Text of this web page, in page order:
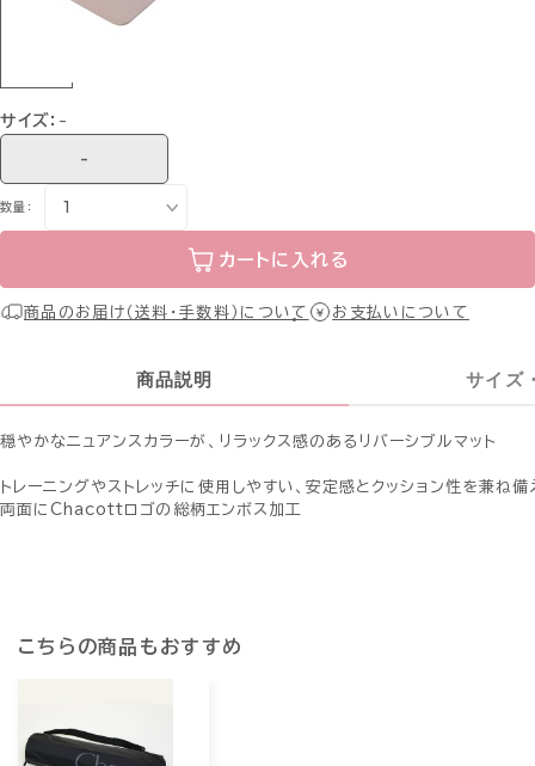
サイズ： -
-
数量：
カートに入れる
商品のお届け（送料・手数料）について お支払いについて
商品説明 サイズ
穏やかなニュアンスカラーが、リラックス感のあるリバーシブルマット
トレーニングやストレッチに使用しやすい、安定感とクッション性を兼ね
両面にChacottロゴの総柄エンボス加工
こちらの商品もおすすめ